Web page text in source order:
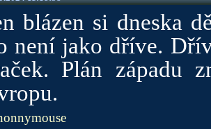
blázen si dneska
není jako dříve.
Plán západu